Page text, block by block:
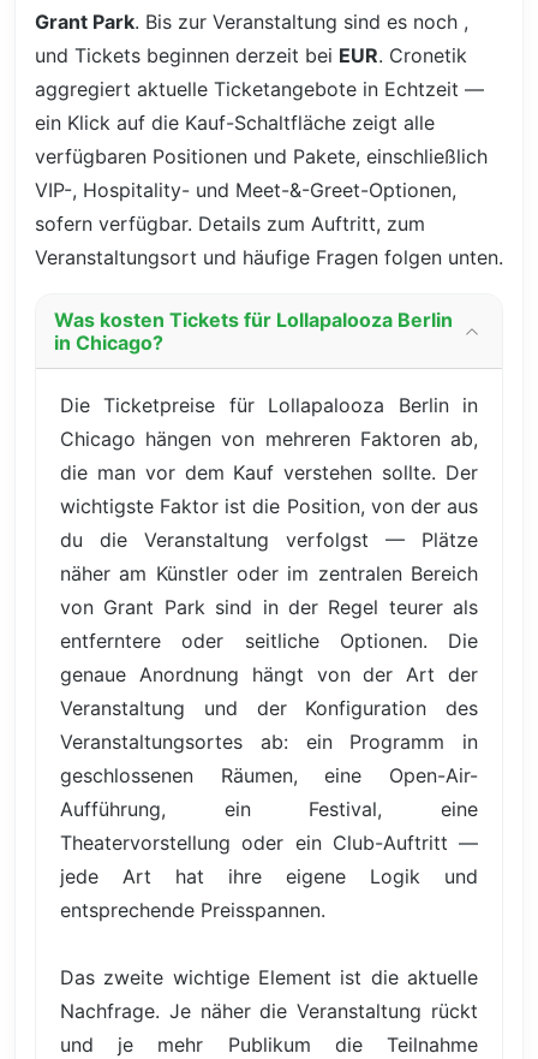
Grant Park. Bis zur Veranstaltung sind es noch ,
und Tickets beginnen derzeit bei EUR. Cronetik
aggregiert aktuelle Ticketangebote in Echtzeit —
ein Klick auf die Kauf-Schaltfläche zeigt alle
verfügbaren Positionen und Pakete, einschließlich
VIP-, Hospitality- und Meet-&-Greet-Optionen,
sofern verfügbar. Details zum Auftritt, zum
Veranstaltungsort und häufige Fragen folgen unten.
Was kosten Tickets für Lollapalooza Berlin
in Chicago?
Die Ticketpreise für Lollapalooza Berlin in
Chicago hängen von mehreren Faktoren ab,
die man vor dem Kauf verstehen sollte. Der
wichtigste Faktor ist die Position, von der aus
du die Veranstaltung verfolgst — Plätze
näher am Künstler oder im zentralen Bereich
von Grant Park sind in der Regel teurer als
entferntere oder seitliche Optionen. Die
genaue Anordnung hängt von der Art der
Veranstaltung und der Konfiguration des
Veranstaltungsortes ab: ein Programm in
geschlossenen Räumen, eine Open-Air-
Aufführung, ein Festival, eine
Theatervorstellung oder ein Club-Auftritt —
jede Art hat ihre eigene Logik und
entsprechende Preisspannen.
Das zweite wichtige Element ist die aktuelle
Nachfrage. Je näher die Veranstaltung rückt
und je mehr Publikum die Teilnahme